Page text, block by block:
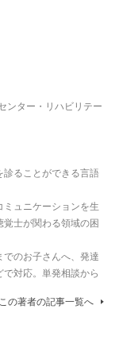
ンター・リハビリテー
ることができる言語
ュニケーションを生
士が関わる領域の困
のお子さんへ、発達
対応。単発相談から
この著者の記事一覧へ